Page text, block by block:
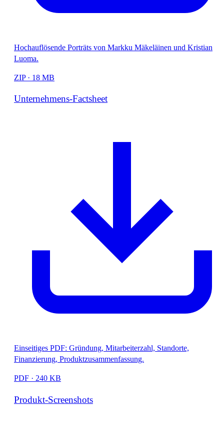
Hochauflösende Porträts von Markku Mäkeläinen und Kristian
Luoma.
ZIP · 18 MB
Unternehmens-Factsheet
Einseitiges PDF: Gründung, Mitarbeiterzahl, Standorte,
Finanzierung, Produktzusammenfassung.
PDF · 240 KB
Produkt-Screenshots